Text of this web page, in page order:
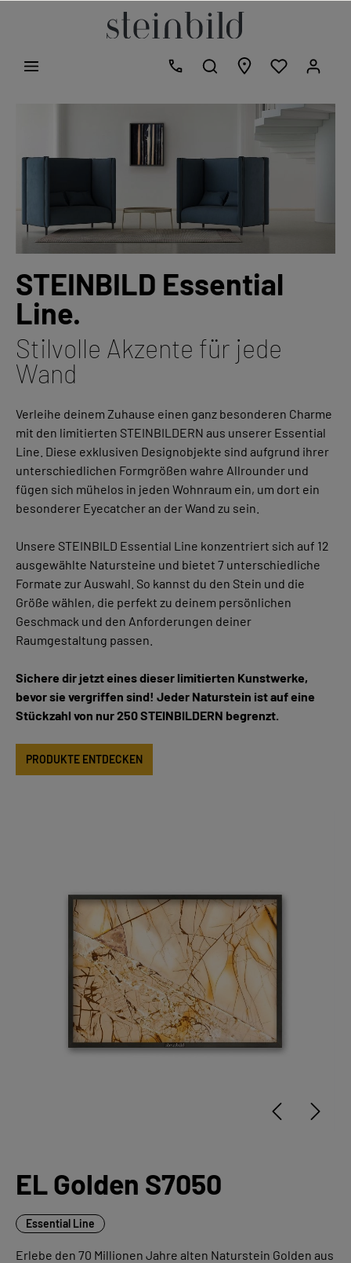
STEINBILD Essential
Line.
Stilvolle Akzente für jede
Wand
Verleihe deinem Zuhause einen ganz besonderen Charme
mit den limitierten STEINBILDERN aus unserer Essential
Line. Diese exklusiven Designobjekte sind aufgrund ihrer
unterschiedlichen Formgrößen wahre Allrounder und
fügen sich mühelos in jeden Wohnraum ein, um dort ein
besonderer Eyecatcher an der Wand zu sein.
Unsere STEINBILD Essential Line konzentriert sich auf 12
ausgewählte Natursteine und bietet 7 unterschiedliche
Formate zur Auswahl. So kannst du den Stein und die
Größe wählen, die perfekt zu deinem persönlichen
Geschmack und den Anforderungen deiner
Raumgestaltung passen.
Sichere dir jetzt eines dieser limitierten Kunstwerke,
bevor sie vergriffen sind! Jeder Naturstein ist auf eine
Stückzahl von nur 250 STEINBILDERN begrenzt.
PRODUKTE ENTDECKEN
EL Golden S7050
Essential Line
Erlebe den 70 Millionen Jahre alten Naturstein Golden aus